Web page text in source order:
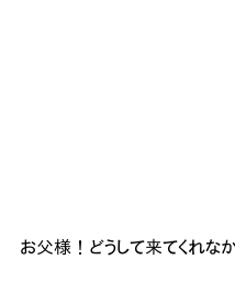
うして来てくれなか